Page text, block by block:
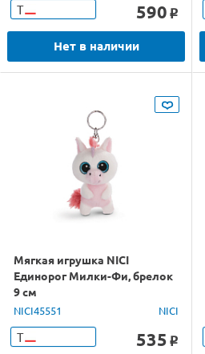
Т 590 o
Нет в наличии
Мягкая игрушка NICI
Единорог Милки-Фи, брелок
9 см
NICI45551 NICI
Т 535 o